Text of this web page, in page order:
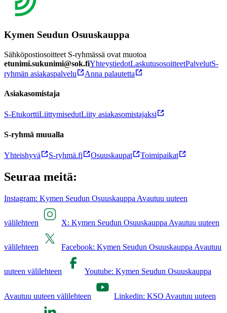
Kymen Seudun Osuuskauppa
Sähköpostiosoitteet S-ryhmässä ovat muotoa
etunimi.sukunimi@sok.fiYhteystiedotLaskutusosoitteetPalvelutS-
ryhmän asiakaspalvelu
Anna palautetta
Asiakasomistaja
S-EtukorttiLiittymisedutLiity asiakasomistajaksi
S-ryhmä muualla
Yhteishyvä S-ryhmä.fi Osuuskaupat Toimipaikat
Seuraa meitä:
Instagram: Kymen Seudun Osuuskauppa Avautuu uuteen
välilehteen X: Kymen Seudun Osuuskauppa Avautuu uuteen
välilehteen Facebook: Kymen Seudun Osuuskauppa Avautuu
uuteen välilehteen Youtube: Kymen Seudun Osuuskauppa
Avautuu uuteen välilehteen Linkedin: KSO Avautuu uuteen